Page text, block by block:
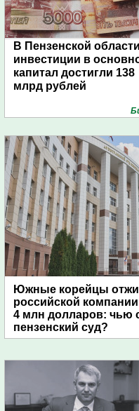
В Пензенской области
инвестиции в
капитал достигли 138
млрд рублей
Южные корейцы
российской
4 млн долларов: чью
пензенский суд?